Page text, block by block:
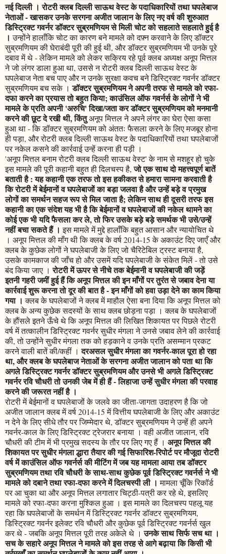
नई दिल्ली । रोटरी क्लब दिल्ली साऊथ वेस्ट के पदाधिकारियों तथा घपलेबाज
नेताओं - खासकर उनके सरगना अजीत जालान के लिए नए वर्ष की शुरुआत
डिस्ट्रिक्ट गवर्नर डॉक्टर सुब्रमणियम से मिली चोट को सहलाते सहलाते हुई है
।उन्होंने हालाँकि चोट का कारण बने मामले को दफ़्न करवाने के लिए डॉक्टर
सुब्रमणियम की घेराबंदी पूरी की हुई थी, और डॉक्टर सुब्रमणियम भी उनके पूरे
दबाव में थे - लेकिन मामले को लेकर सक्रिय रहे पूर्व क्लब अध्यक्ष अनूप मित्तल
ने जो लंगर डाला हुआ था, उससे न रोटरी क्लब दिल्ली साऊथ वेस्ट के
घपलेबाज नेता बच पाए और न उनके सुरक्षा कवच बने डिस्ट्रिक्ट गवर्नर डॉक्टर
सुब्रमणियम बच सके ।डॉक्टर सुब्रमणियम ने अपनी तरफ से मामले को रफा-
दफा करने का प्रयास तो बहुत किया; काउंसिल ऑफ गवर्नर्स के लोगों ने भी
मामले के प्रति अपनी 'अरुचि' दिखा/जता कर डॉक्टर सुब्रमणियम को मनमानी
करने की छूट दे रखी थी, किंतुअनूप मित्तल ने अपने लंगर का घेरा ऐसा कसा
हुआ था - कि डॉक्टर सुब्रमणियम को अंततः फैसला करने के लिए मजबूर होना
ही पड़ा, और रोटरी क्लब दिल्ली साऊथ वेस्ट के पदाधिकारियों तथा घपलेबाजों
पर नकेल कसने की कार्रवाई उन्हें करना ही पड़ी ।
'अनूप मित्तल बनाम रोटरी क्लब दिल्ली साऊथ वेस्ट' के नाम से मशहूर हो चुके
इस मामले की पूरी कहानी बहुत ही दिलचस्प है,जो एक साथ दो महत्त्वपूर्ण बातें
बताती है : यह कहानी एक तरफ तो इस हकीकत से हमारा सामना करवाती है
कि रोटरी में बेईमानों व घपलेबाजों का बड़ा जलवा है और उन्हें बड़े व प्रमुख
लोगों का समर्थन सहज रूप से मिल जाता है; लेकिन साथ ही दूसरी तरफ इस
कहानी का एक संदेश यह भी है कि बेईमानों व घपलेबाजों की नकेल थामने का
कोई एक भी यदि फैसला कर ले, तो फिर उसके बड़े बड़े समर्थक भी उसे/उन्हें
नहीं बचा सकते हैं । इस मामले में मुद्दे हालाँकि बहुत आसान और न्यायोचित थे
। अनूप मित्तल की माँग थी कि क्लब के वर्ष 2014-15 के अकाउंट दिए जाएँ और
क्लब के कुछेक लोगों ने घपलेबाजी के लिए जो चैरिटेबिल ट्रस्ट बनाया है,
उसके कामकाज की जाँच हो और उसमें यदि घपलेबाजी के संकेत मिलें - तो उसे
बंद किया जाए ।रोटरी में ऊपर से नीचे तक बेईमानी व घपलेबाजी की जड़ें
इतनी गहरी जमीं हुई हैं कि अनूप मित्तल की इन माँगों पर तुरंत से जबाव देना या
कार्रवाई शुरू करना तो दूर की बात है - इन माँगों को हवा उड़ा देने का काम किया
गया । क्लब के घपलेबाजों ने क्लब में माहौल ऐसा बना दिया कि अनूप मित्तल को
क्लब के अन्य कुछेक सदस्यों के साथ क्लब छोड़ना पड़ा । क्लब के घपलेबाजों
के हौंसले इतने ऊँचे थे कि अनूप मित्तल की लिखित शिकायत पर पिछले रोटरी
वर्ष में तत्कालीन डिस्ट्रिक्ट गवर्नर सुधीर मंगला ने उनसे जबाव लेने की कार्रवाई
की, तो उन्होंने सुधीर मंगला तक को हड़काने व उनके प्रति असम्मान प्रकट
करने वाली बातें की/कहीं ।दरअसल सुधीर मंगला का गवर्नर-काल पूरा हो रहा
था, और क्लब के घपलेबाज नेताओं के सरगना अजीत जालान को पता था कि
अगले डिस्ट्रिक्ट गवर्नर डॉक्टर सुब्रमणियम और उनसे भी अगले डिस्ट्रिक्ट
गवर्नर रवि चौधरी तो उनकी जेब में ही हैं - लिहाजा उन्हें सुधीर मंगला की परवाह
करने की जरूरत नहीं है ।
रोटरी में बेईमानों व घपलेबाजों के जलवे का जीता-जागता उदाहरण है कि जो
अजीत जालान क्लब में वर्ष 2014-15 में वित्तीय घपलेबाजी के लिए और अकाउंट
न देने के लिए सीधे तौर पर जिम्मेदार थे, डॉक्टर सुब्रमणियम ने उन्हें ही अपने
गवर्नर-काल के लिए डिस्ट्रिक्ट ट्रेजरार बनाया । वही अजीत जालान, रवि
चौधरी की टीम में भी प्रमुख सदस्य के तौर पर लिए गए हैं । अनूप मित्तल की
शिकायत पर सुधीर मंगला द्धारा तैयार की गई सिफारिश-रिपोर्ट पर मौजूदा रोटरी
वर्ष में काउंसिल ऑफ गवर्नर्स की मीटिंग में जब यह मामला आया तब डॉक्टर
सुब्रमणियम तथा रवि चौधरी के साथ-साथ कुछेक पूर्व डिस्ट्रिक्ट गवर्नर्स ने भी
मामले को दबाने तथा रफा-दफा करने में दिलचस्पी ली । मामला चूँकि रिकॉर्ड
पर आ चुका था और अनूप मित्तल लगातार चिट्ठी-पत्री कर रहे थे, इसलिए
मामले को रफा-दफा करना मुश्किल हुआ । इस मामले का दिलचस्प पहलू यह
रहा कि घपलेबाजों के समर्थन में डिस्ट्रिक्ट गवर्नर डॉक्टर सुब्रमणियम,
डिस्ट्रिक्ट गवर्नर इलेक्ट रवि चौधरी और कुछेक पूर्व डिस्ट्रिक्ट गवर्नर्स खुल
कर थे - जबकि अनूप मित्तल पूरी तरह अकेले थे ।उनके साथ सिर्फ सच था ।
सच के सहारे अनूप मित्तल ने मामले को इस तरह से आगे बढ़ाया कि किसी भी